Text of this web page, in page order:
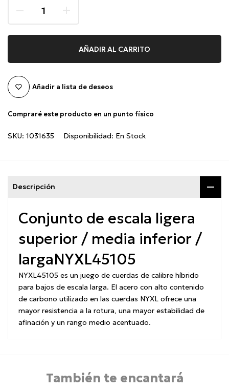
AÑADIR AL CARRITO
Añadir a lista de deseos
Compraré este producto en un punto físico
SKU: 1031635 Disponibilidad: En Stock
Descripción
Conjunto de escala ligera
superior / media inferior /
largaNYXL45105
NYXL45105 es un juego de cuerdas de calibre híbrido
para bajos de escala larga. El acero con alto contenido
de carbono utilizado en las cuerdas NYXL ofrece una
mayor resistencia a la rotura, una mayor estabilidad de
afinación y un rango medio acentuado.
También te encantará